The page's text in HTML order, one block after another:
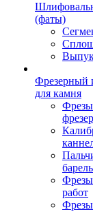
(фаты)
Фрезерный
для камня
Фрезы
работ